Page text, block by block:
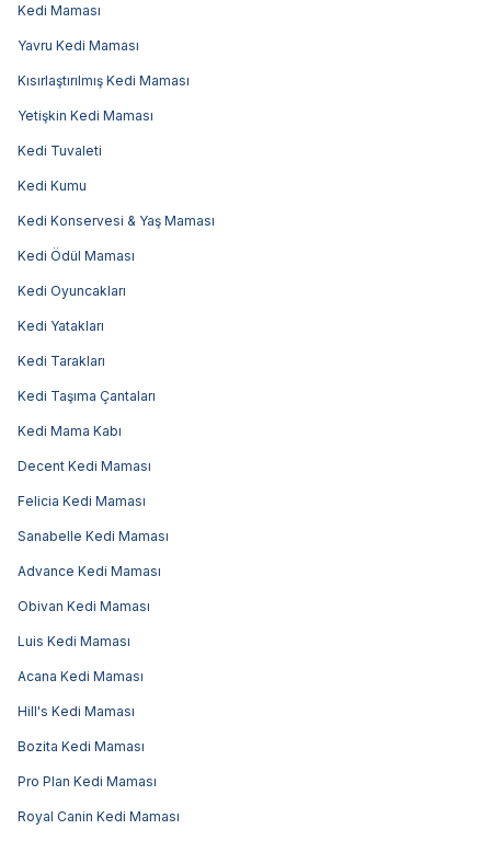
Kedi Maması
Yavru Kedi Maması
Kısırlaştırılmış Kedi Maması
Yetişkin Kedi Maması
Kedi Tuvaleti
Kedi Kumu
Kedi Konservesi & Yaş Maması
Kedi Ödül Maması
Kedi Oyuncakları
Kedi Yatakları
Kedi Tarakları
Kedi Taşıma Çantaları
Kedi Mama Kabı
Decent Kedi Maması
Felicia Kedi Maması
Sanabelle Kedi Maması
Advance Kedi Maması
Obivan Kedi Maması
Luis Kedi Maması
Acana Kedi Maması
Hill's Kedi Maması
Bozita Kedi Maması
Pro Plan Kedi Maması
Royal Canin Kedi Maması